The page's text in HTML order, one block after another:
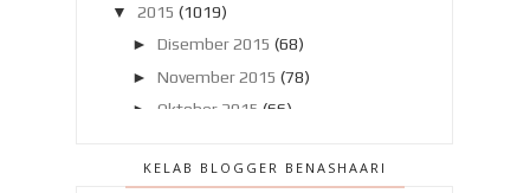
▼
2015 (1019)
► Disember 2015 (68)
► November 2015 (78)
► Oktober 2015 (66)
►Ogos 2015(63)
KELAB BLOGGER BENASHAARI